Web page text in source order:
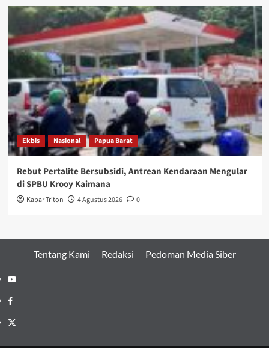
Ekbis Nasional Papua Barat
Rebut Pertalite Bersubsidi, Antrean Kendaraan Mengular
di SPBU Krooy Kaimana
Kabar Triton 4 Agustus 2026 0
Tentang Kami Redaksi Pedoman Media Siber
Youtube
Facebook
Twitter